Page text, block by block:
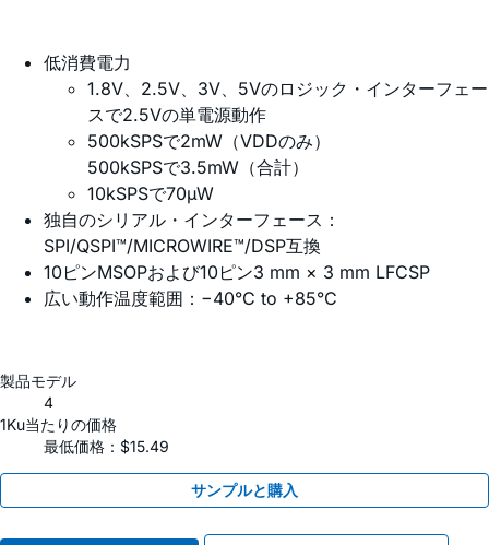
低消費電力
1.8V、2.5V、3V、5Vのロジック・インターフェー
スで2.5Vの単電源動作
500kSPSで2mW（VDDのみ）
500kSPSで3.5mW（合計）
10kSPSで70µW
独自のシリアル・インターフェース：
SPI/QSPI™/MICROWIRE™/DSP互換
10ピンMSOPおよび10ピン3 mm × 3 mm LFCSP
広い動作温度範囲：−40°C to +85°C
製品モデル
4
1Ku当たりの価格
最低価格：$15.49
サンプルと購入